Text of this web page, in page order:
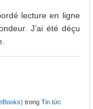
lecture en ligne
J’ai été déçu
trong Tin tức